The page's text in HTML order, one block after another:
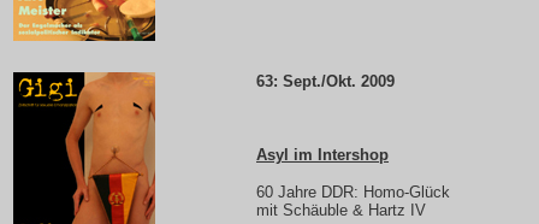
63: Sept./Okt. 2009
Asyl im Intershop
60 Jahre DDR: Homo-Glück
mit Schäuble & Hartz IV